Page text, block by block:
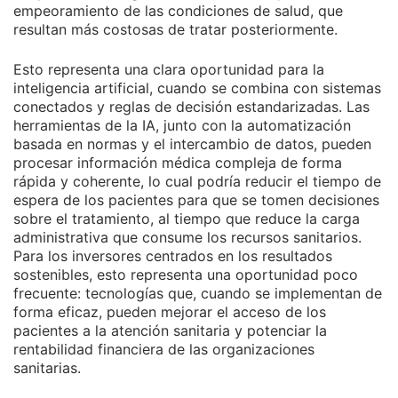
empeoramiento de las condiciones de salud, que
resultan más costosas de tratar posteriormente.
Esto representa una clara oportunidad para la
inteligencia artificial, cuando se combina con sistemas
conectados y reglas de decisión estandarizadas. Las
herramientas de la IA, junto con la automatización
basada en normas y el intercambio de datos, pueden
procesar información médica compleja de forma
rápida y coherente, lo cual podría reducir el tiempo de
espera de los pacientes para que se tomen decisiones
sobre el tratamiento, al tiempo que reduce la carga
administrativa que consume los recursos sanitarios.
Para los inversores centrados en los resultados
sostenibles, esto representa una oportunidad poco
frecuente: tecnologías que, cuando se implementan de
forma eficaz, pueden mejorar el acceso de los
pacientes a la atención sanitaria y potenciar la
rentabilidad financiera de las organizaciones
sanitarias.